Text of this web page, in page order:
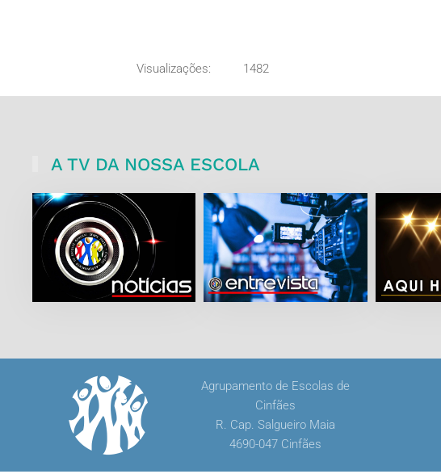
Visualizações: 1482
A TV DA NOSSA ESCOLA
Agrupamento de Escolas de
Cinfães
R. Cap. Salgueiro Maia
4690-047 Cinfães